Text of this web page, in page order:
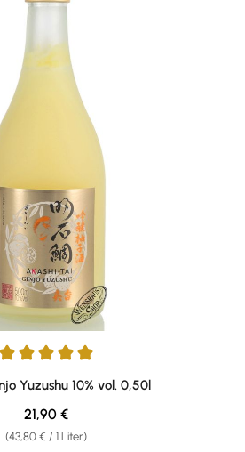
von 5 von 5 Sternen
Yuzushu 10% vol. 0,50l
(43,80 € / 1 Liter)
Regulärer Preis:
21,90 €